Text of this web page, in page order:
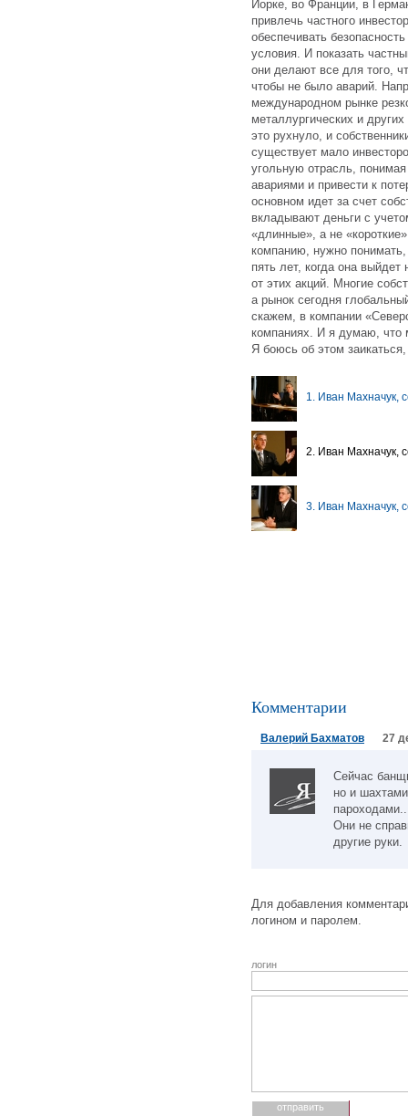
Йорке, во Франции, в
привлечь частного
обеспечивать
условия. И показать
они делают все для того,
чтобы не было аварий.
международном рынке
металлургических и
это рухнуло, и
существует мало
угольную отрасль, понимая
авариями и привести к
основном идет за счет
вкладывают деньги с
«длинные», а не
компанию, нужно
пять лет, когда она
от этих акций. Многие
а рынок сегодня
скажем, в компании
компаниях. И я думаю,
Я боюсь об этом
1. Иван Махначук,
2. Иван Махначук,
3. Иван Махначук,
Комментарии
Валерий Бахматов 27
Сейчас
но и
Они не
другие руки.
Для добавления
логином и паролем.
логин